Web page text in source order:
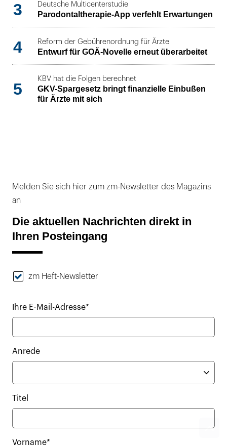
3 Deutsche Multicenterstudie
Parodontaltherapie-App verfehlt Erwartungen
4 Reform der Gebührenordnung für Ärzte
Entwurf für GOÄ-Novelle erneut überarbeitet
5
KBV hat die Folgen berechnet
GKV-Spargesetz bringt finanzielle Einbußen
für Ärzte mit sich
Melden Sie sich hier zum zm-Newsletter des Magazins
an
Die aktuellen Nachrichten direkt in
Ihren Posteingang
zm Heft-Newsletter
Ihre E-Mail-Adresse*
Anrede
Titel
Vorname*